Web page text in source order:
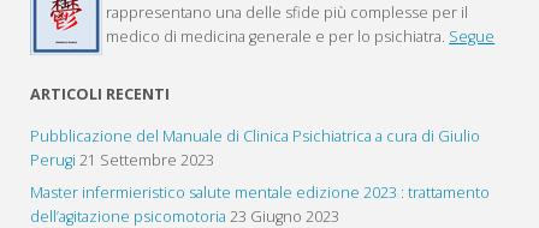
rappresentano una delle sfide più complesse per il
medico di medicina generale e per lo psichiatra. Segue
ARTICOLI RECENTI
Pubblicazione del Manuale di Clinica Psichiatrica a cura di Giulio
Perugi 21 Settembre 2023
Master infermieristico salute mentale edizione 2023 : trattamento
dell’agitazione psicomotoria 23 Giugno 2023